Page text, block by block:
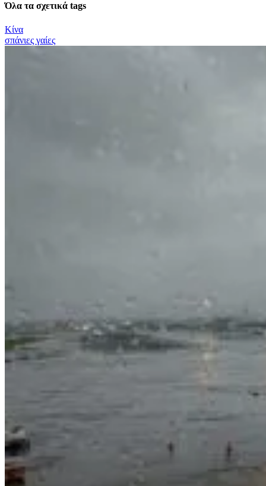
Όλα τα σχετικά tags
Κίνα
σπάνιες γαίες